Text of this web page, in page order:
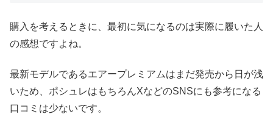
購入を考えるときに、最初に気になるのは実際に履いた人
の感想ですよね。
最新モデルであるエアープレミアムはまだ発売から日が浅
いため、ポシュレはもちろんXなどのSNSにも参考になる
口コミは少ないです。